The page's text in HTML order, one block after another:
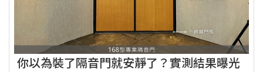
你以為裝了隔音門就安靜了？實測結果曝光